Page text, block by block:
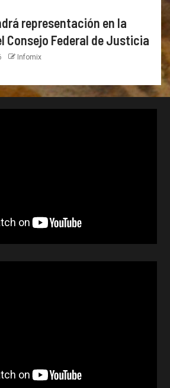
representación en la
Consejo Federal de Justicia
Infomix